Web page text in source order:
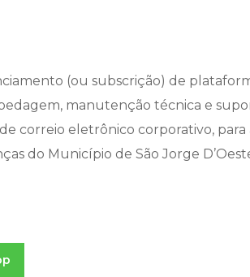
(ou subscrição) de
manutenção técnica e
correio eletrônico corporativo, para
do Município de São Jorge